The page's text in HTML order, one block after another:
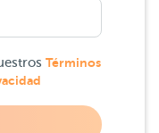
Términos